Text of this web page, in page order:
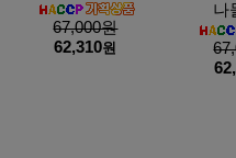
67,000원
62,310원
나